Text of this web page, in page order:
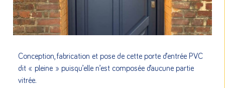
Conception, fabrication et pose de cette porte d’entrée PVC
dit « pleine » puisqu’elle n’est composée d’aucune partie
vitrée.